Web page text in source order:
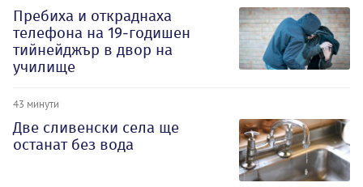
Пребиха и откраднаха
телефона на 19-годишен
тийнейджър в двор на
училище
43 минути
Две сливенски села ще
останат без вода